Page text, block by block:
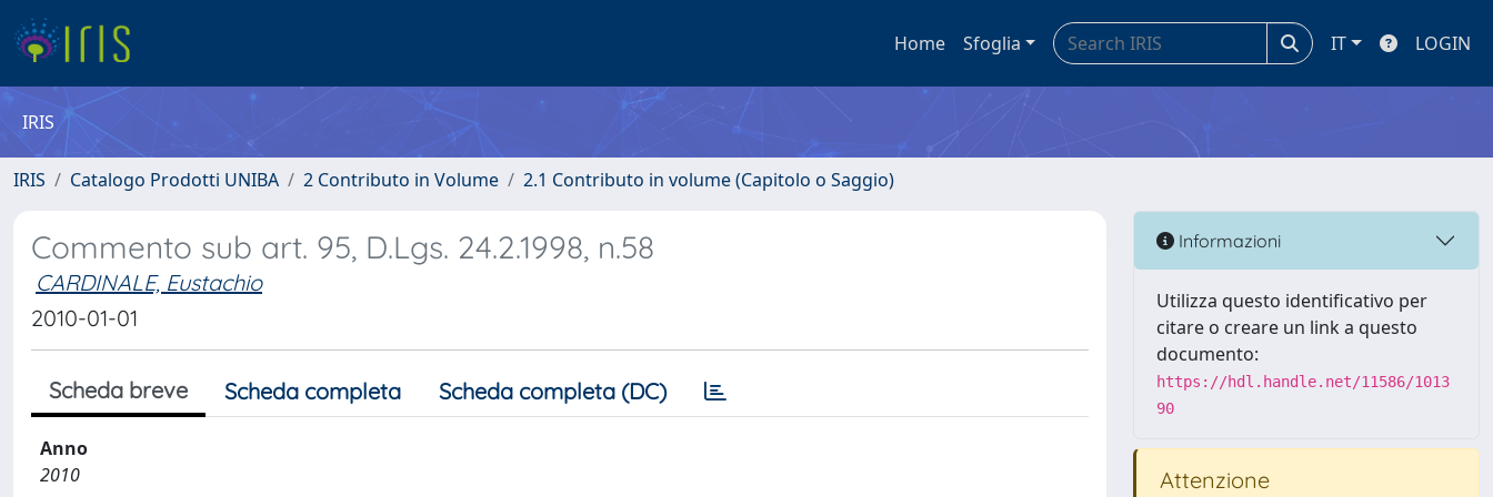
Home Sfoglia IT LOGIN
IRIS
IRIS Catalogo Prodotti UNIBA 2 Contributo in Volume 2.1 Contributo in volume (Capitolo o Saggio)
Commento sub art. 95, D.Lgs. 24.2.1998, n.58
CARDINALE, Eustachio
2010-01-01
Scheda breve Scheda completa Scheda completa (DC)
Anno
2010
Informazioni
Utilizza questo identificativo per
citare o creare un link a questo
documento:
https://hdl.handle.net/11586/1013
90
Attenzione